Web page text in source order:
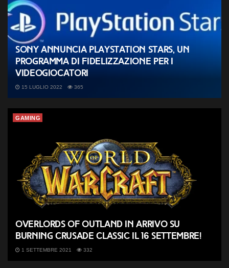
Sony annuncia PlayStation Stars, un
programma di fidelizzazione per i
videogiocatori
15 LUGLIO 2022 365
GAMING
Overlords of Outland in arrivo su
Burning Crusade Classic il 16 settembre!
1 SETTEMBRE 2021 332